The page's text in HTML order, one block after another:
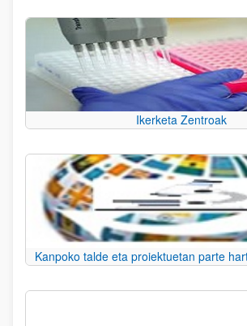
Ikerketa Zentroak
Kanpoko talde eta proiektuetan parte